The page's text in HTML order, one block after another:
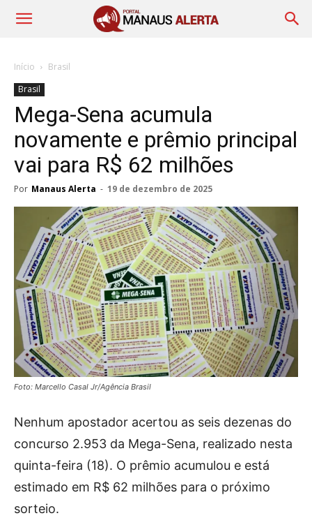
Início
Brasil
Brasil
Mega-Sena acumula
novamente e prêmio principal
vai para R$ 62 milhões
Por Manaus Alerta - 19 de dezembro de 2025
Foto: Marcello Casal Jr/Agência Brasil
Nenhum apostador acertou as seis dezenas do
concurso 2.953 da Mega-Sena, realizado nesta
quinta-feira (18). O prêmio acumulou e está
estimado em R$ 62 milhões para o próximo
sorteio.